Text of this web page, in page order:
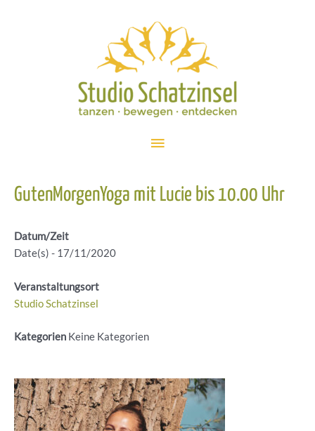
Hauptmenü
GutenMorgenYoga mit Lucie bis 10.00 Uhr
Datum/Zeit
Date(s) - 17/11/2020
Veranstaltungsort
Studio Schatzinsel
Kategorien Keine Kategorien